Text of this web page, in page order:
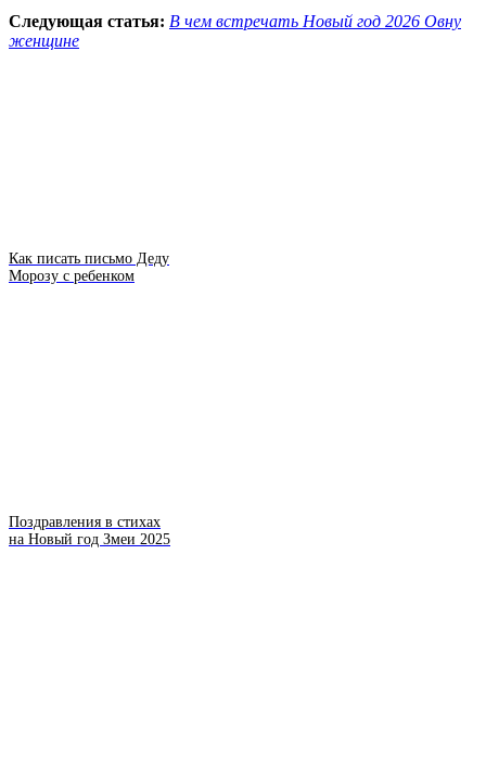
Следующая статья: В чем встречать Новый год 2026 Овну
женщине
Как писать письмо Деду
Морозу с ребенком
Поздравления в стихах
на Новый год Змеи 2025